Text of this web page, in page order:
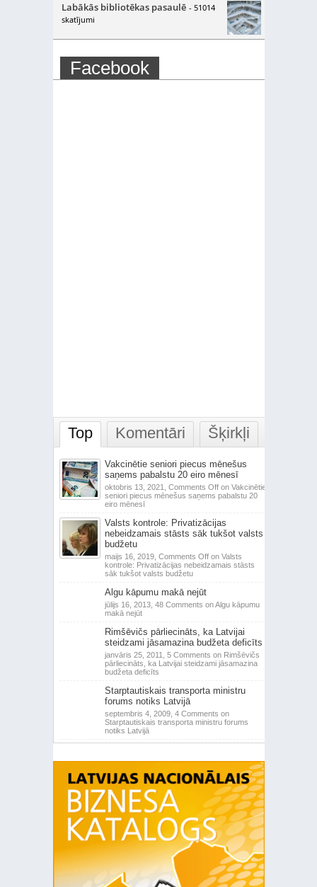
Labākās bibliotēkas pasaulē - 51014
skatījumi
Facebook
Top Komentāri Šķirkļi
Vakcinētie seniori piecus mēnešus
saņems pabalstu 20 eiro mēnesī
oktobris 13, 2021, Comments Offon Vakcinētie
seniori piecus mēnešus saņems pabalstu 20
eiro mēnesī
Valsts kontrole: Privatizācijas
nebeidzamais stāsts sāk tukšot valsts
budžetu
maijs 16, 2019, Comments Offon Valsts
kontrole: Privatizācijas nebeidzamais stāsts
sāk tukšot valsts budžetu
Algu kāpumu makā nejūt
jūlijs 16, 2013, 48 Comments on Algu kāpumu
makā nejūt
Rimšēvičs pārliecināts, ka Latvijai
steidzami jāsamazina budžeta deficīts
janvāris 25, 2011, 5 Comments on Rimšēvičs
pārliecināts, ka Latvijai steidzami jāsamazina
budžeta deficīts
Starptautiskais transporta ministru
forums notiks Latvijā
septembris 4, 2009, 4 Comments on
Starptautiskais transporta ministru forums
notiks Latvijā